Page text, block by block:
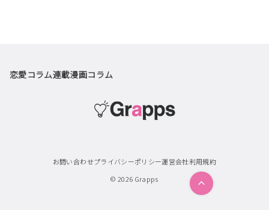
恋愛コラム連載漫画コラム
お問い合わせプライバシーポリシー運営会社利用規約
© 2026 Grapps